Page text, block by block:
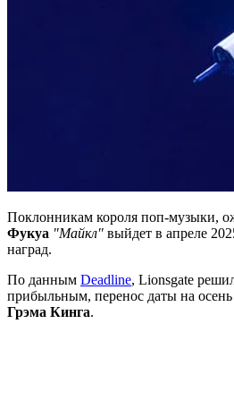
Поклонникам короля поп-музыки,
Фукуа "Майкл" выйдет в апреле
наград.
По данным Deadline, Lionsgate
прибыльным, перенос даты на
Грэма Кинга.